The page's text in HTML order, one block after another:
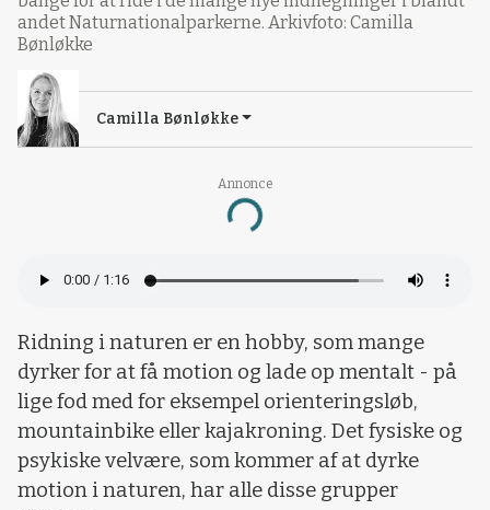
Annonce
Loading...
andet Naturnationalparkerne. Arkivfoto: Camilla
Bønløkke
Camilla Bønløkke
Ridning i naturen er en hobby, som mange
dyrker for at få motion og lade op mentalt - på
lige fod med for eksempel orienteringsløb,
mountainbike eller kajakroning. Det fysiske og
psykiske velvære, som kommer af at dyrke
motion i naturen, har alle disse grupper